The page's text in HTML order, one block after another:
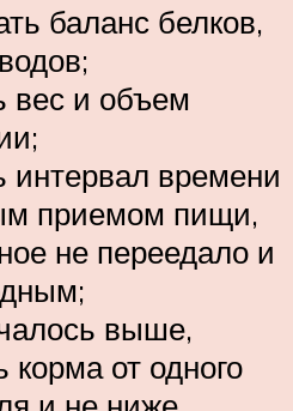
баланс белков,
вес и объем
интервал времени
приемом пищи,
не переедало и
выше,
корма от одного